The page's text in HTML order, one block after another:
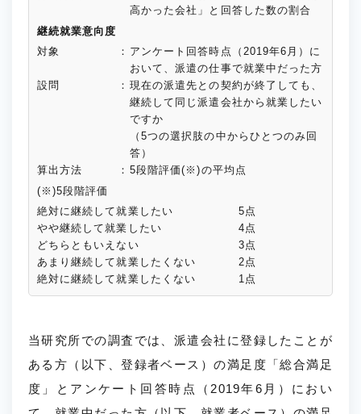
高かった会社」と回答した数の割合
継続就業意向度
対象
： アンケート回答時点（2019年6月）に
おいて、派遣の仕事で就業中だった方
設問
： 現在の派遣先との契約が終了しても、
継続して同じ派遣会社から就業したい
ですか
（5つの選択肢の中からひとつのみ回
答）
算出方法
： 5段階評価(※)の平均点
(※)5段階評価
絶対に継続して就業したい
5点
やや継続して就業したい
4点
どちらともいえない
3点
あまり継続して就業したくない
2点
絶対に継続して就業したくない
1点
当研究所での調査では、派遣会社に登録したことが
ある方（以下、登録者ベース）の満足度「総合満足
度」とアンケート回答時点（2019年6月）におい